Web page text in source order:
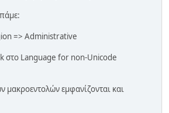
=> Administrative
στο Language for non-Unicode
μακροεντολών εμφανίζονται και